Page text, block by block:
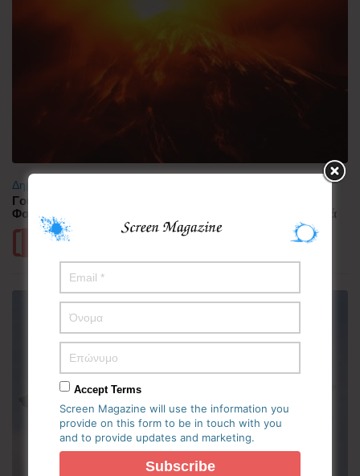
Δημοφιλή
Γουατεμάλα: Σε ύφεση η δραστηριότητα του ηφαιστείου
Φουέγο – 1.700 άνθρωποι απομακρύνθηκαν προληπτικά
Περισσότερα
Accept Terms
Screen Magazine will use the information you
provide on this form to be in touch with you
and to provide updates and marketing.